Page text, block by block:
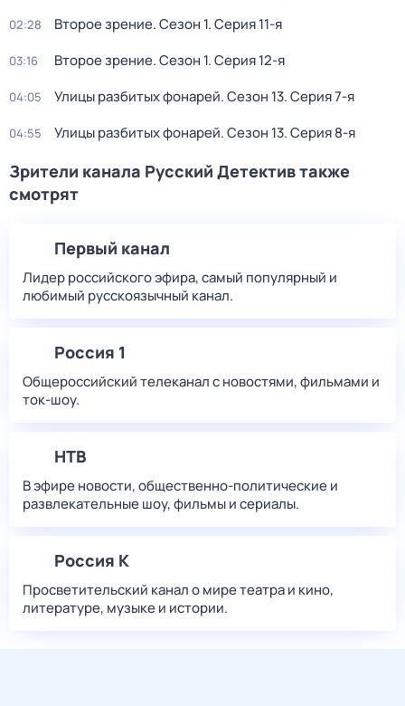
02:28 Второе зрение. Сезон 1. Серия 11-я
03:16 Второе зрение. Сезон 1. Серия 12-я
04:05 Улицы разбитых фонарей. Сезон 13. Серия 7-я
04:55 Улицы разбитых фонарей. Сезон 13. Серия 8-я
Зрители канала Русский Детектив также
смотрят
Первый канал
Лидер российского эфира, самый популярный и
любимый русскоязычный канал.
Россия 1
Общероссийский телеканал с новостями, фильмами и
ток-шоу.
НТВ
В эфире новости, общественно-политические и
развлекательные шоу, фильмы и сериалы.
Россия К
Просветительский канал о мире театра и кино,
литературе, музыке и истории.